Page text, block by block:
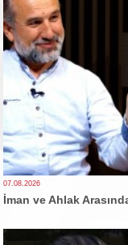
07.08.2026
İman ve Ahlak